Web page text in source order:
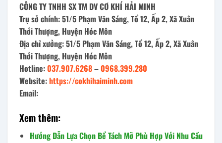
CÔNG TY TNHH SX TM DV CƠ KHÍ HẢI MINH
Trụ sở chính: 51/5 Phạm Văn Sáng, Tổ 12, Ấp 2, Xã Xuân
Thới Thượng, Huyện Hóc Môn
Địa chỉ xưởng: 51/5 Phạm Văn Sáng, Tổ 12, Ấp 2, Xã Xuân
Thới Thượng, Huyện Hóc Môn
Hotline:037.907.6268–0968.399.280
Website:https://cokhihaiminh.com
Email:
Xem thêm:
Hướng Dẫn Lựa Chọn Bể Tách Mỡ Phù Hợp Với Nhu Cầu